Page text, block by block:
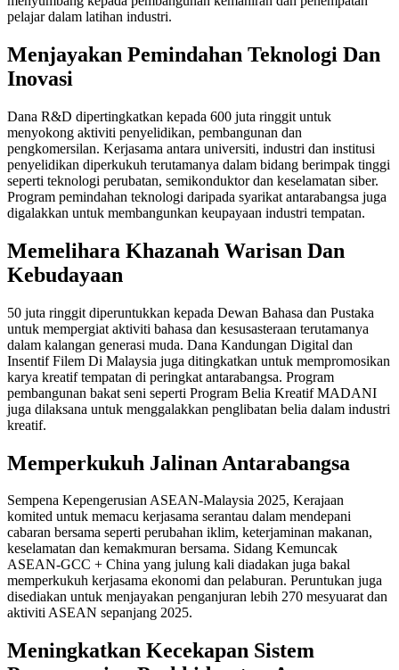
pelajar dalam latihan industri.
Menjayakan Pemindahan Teknologi Dan
Inovasi
Dana R&D dipertingkatkan kepada 600 juta ringgit untuk
menyokong aktiviti penyelidikan, pembangunan dan
pengkomersilan. Kerjasama antara universiti, industri dan institusi
penyelidikan diperkukuh terutamanya dalam bidang berimpak tinggi
seperti teknologi perubatan, semikonduktor dan keselamatan siber.
Program pemindahan teknologi daripada syarikat antarabangsa juga
digalakkan untuk membangunkan keupayaan industri tempatan.
Memelihara Khazanah Warisan Dan
Kebudayaan
50 juta ringgit diperuntukkan kepada Dewan Bahasa dan Pustaka
untuk mempergiat aktiviti bahasa dan kesusasteraan terutamanya
dalam kalangan generasi muda. Dana Kandungan Digital dan
Insentif Filem Di Malaysia juga ditingkatkan untuk mempromosikan
karya kreatif tempatan di peringkat antarabangsa. Program
pembangunan bakat seni seperti Program Belia Kreatif MADANI
juga dilaksana untuk menggalakkan penglibatan belia dalam industri
kreatif.
Memperkukuh Jalinan Antarabangsa
Sempena Kepengerusian ASEAN-Malaysia 2025, Kerajaan
komited untuk memacu kerjasama serantau dalam mendepani
cabaran bersama seperti perubahan iklim, keterjaminan makanan,
keselamatan dan kemakmuran bersama. Sidang Kemuncak
ASEAN-GCC + China yang julung kali diadakan juga bakal
memperkukuh kerjasama ekonomi dan pelaburan. Peruntukan juga
disediakan untuk menjayakan penganjuran lebih 270 mesyuarat dan
aktiviti ASEAN sepanjang 2025.
Meningkatkan Kecekapan Sistem